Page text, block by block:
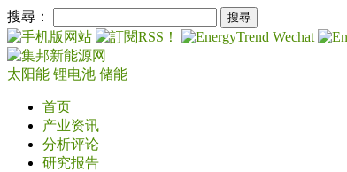
搜尋：
太阳能 锂电池 储能
首页
产业资讯
分析评论
研究报告